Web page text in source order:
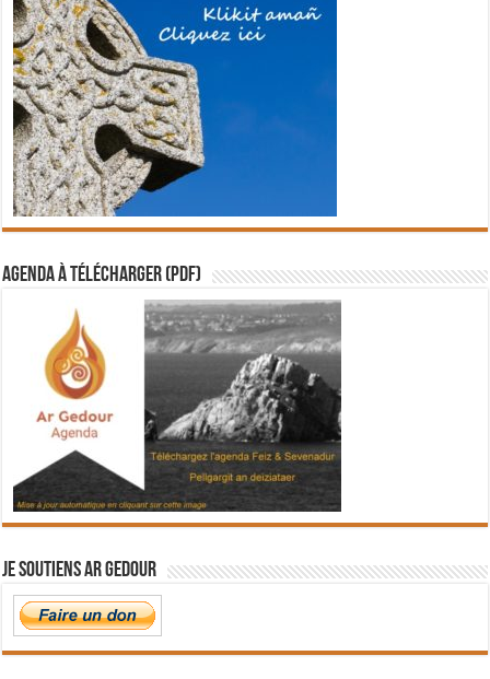
Agenda à télécharger (PDF)
Je soutiens Ar Gedour